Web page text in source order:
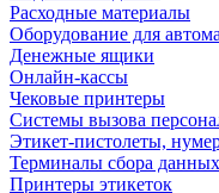
Расходные материалы
Оборудование для
Денежные ящики
Онлайн-кассы
Чековые принтеры
Системы вызова
Этикет-пистолеты,
Терминалы сбора данных
Принтеры этикеток